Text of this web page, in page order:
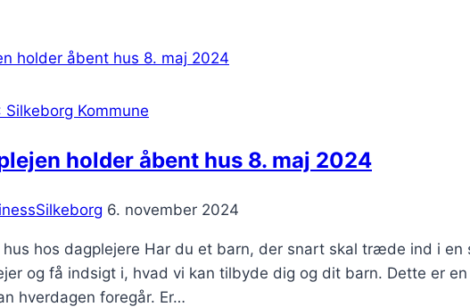
eget
Silkeborg Kommune
holder åbent hus 8. maj 2024
6. november 2024
hos dagplejere Har du et barn, der snart skal træde ind i en
og få indsigt i, hvad vi kan tilbyde dig og dit barn. Dette er
hverdagen foregår. Er…